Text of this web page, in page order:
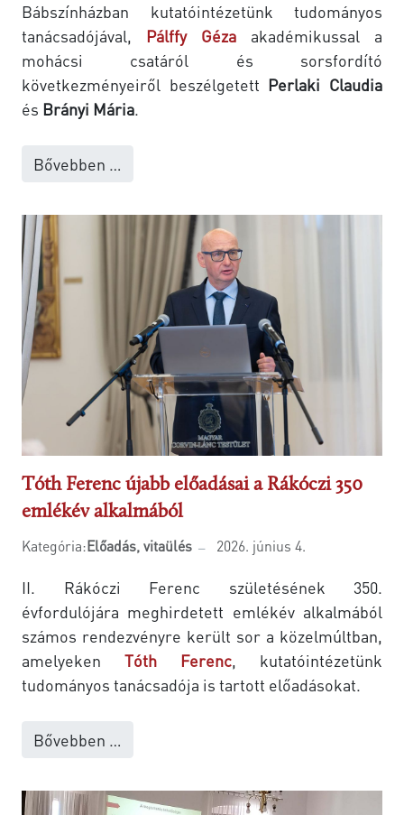
Bábszínházban kutatóintézetünk tudományos
tanácsadójával, Pálffy Géza akadémikussal a
mohácsi csatáról és sorsfordító
következményeiről beszélgetett Perlaki Claudia
és Brányi Mária.
Bővebben …
Tóth Ferenc újabb előadásai a Rákóczi 350
emlékév alkalmából
Kategória:Előadás, vitaülés 2026. június 4.
II. Rákóczi Ferenc születésének 350.
évfordulójára meghirdetett emlékév alkalmából
számos rendezvényre került sor a közelmúltban,
amelyeken Tóth Ferenc, kutatóintézetünk
tudományos tanácsadója is tartott előadásokat.
Bővebben …